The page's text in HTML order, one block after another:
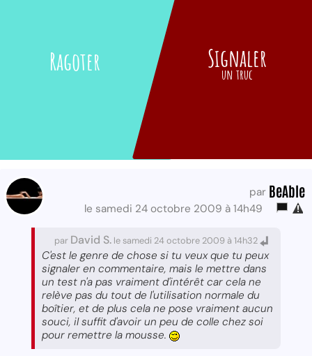
Ragoter Signaler
un truc
par BeAble
le samedi 24 octobre 2009 à 14h49
par David S. le samedi 24 octobre 2009 à 14h32
C'est le genre de chose si tu veux que tu peux
signaler en commentaire, mais le mettre dans
un test n'a pas vraiment d'intérêt car cela ne
relève pas du tout de l'utilisation normale du
boîtier, et de plus cela ne pose vraiment aucun
souci, il suffit d'avoir un peu de colle chez soi
pour remettre la mousse.